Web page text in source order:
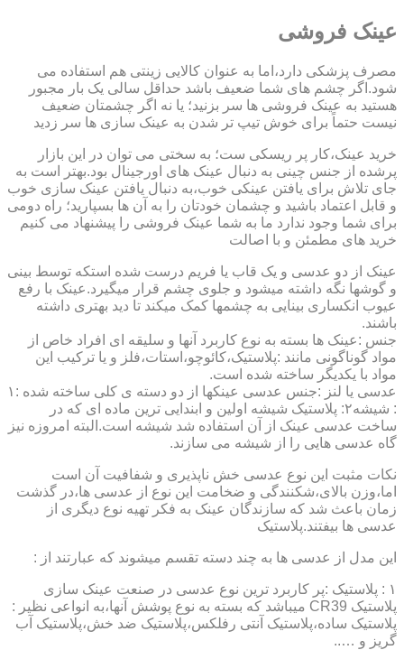
عینک فروشی
مصرف پزشکی دارد،اما به عنوان کالایی زینتی هم استفاده می
شود.اگر چشم های شما ضعیف باشد حداقل سالی یک بار مجبور
هستید به عینک فروشی ها سر بزنید؛ یا نه اگر چشمتان ضعیف
نیست حتماً برای خوش تیپ تر شدن به عینک سازی ها سر زدید
خرید عینک،کار پر ریسکی ست؛ به سختی می توان در این بازار
پرشده از جنس چینی به دنبال عینک های اورجینال بود.بهتر است به
جای تلاش برای یافتن عینکی خوب،به دنبال یافتن عینک سازی خوب
و قابل اعتماد باشید و چشمان خودتان را به آن ها بسپارید؛ راه دومی
برای شما وجود ندارد ما به شما عینک فروشی را پیشنهاد می کنیم
خرید های مطمئن و با اصالت
عینک از دو عدسی و یک قاب یا فریم درست شده استکه توسط بینی
و گوشها نگه داشته میشود و جلوی چشم قرار میگیرد.عینک با رفع
عیوب انکساری بینایی به چشمها کمک میکند تا دید بهتری داشته
باشند.
جنس :عینک ها بسته به نوع کاربرد آنها و سلیقه ای افراد خاص از
مواد گوناگونی مانند :پلاستیک،کائوچو،استات،فلز و یا ترکیب این
مواد با یکدیگر ساخته شده است.
عدسی یا لنز :جنس عدسی عینکها از دو دسته ی کلی ساخته شده :۱
: شیشه۲: پلاستیک شیشه اولین و ابندایی ترین ماده ای که در
ساخت عدسی عینک از آن استفاده شد شیشه است.البته امروزه نیز
گاه عدسی هایی را از شیشه می سازند.
نکات مثبت این نوع عدسی خش ناپذیری و شفافیت آن است
اما،وزن بالای،شکنندگی و ضخامت این نوع از عدسی ها،در گذشت
زمان باعث شد که سازندگان عینک به فکر تهیه نوع دیگری از
عدسی ها بیفتند.پلاستیک
این مدل از عدسی ها به چند دسته تقسم میشوند که عبارتند از :
۱ : پلاستیک :پر کاربرد ترین نوع عدسی در صنعت عینک سازی
پلاستیک CR39 میباشد که بسته به نوع پوشش آنها،به انواعی نظیر :
پلاستیک ساده،پلاستیک آنتی رفلکس،پلاستیک ضد خش،پلاستیک آب
گریز و …..